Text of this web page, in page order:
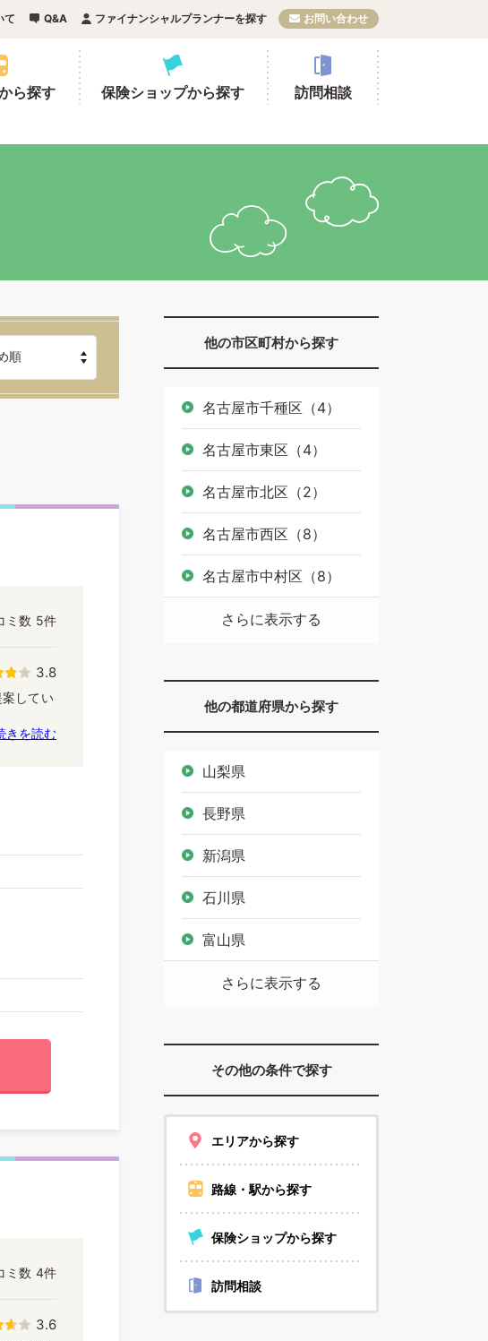
て Q&A ファイナンシャルプランナーを探す お問い合わせ
ら探す 保険ショップから探す 訪問相談
他の市区町村から探す
名古屋市千種区（4）
名古屋市東区（4）
名古屋市北区（2）
名古屋市西区（8）
名古屋市中村区（8）
さらに表示する
他の都道府県から探す
山梨県
長野県
新潟県
石川県
富山県
さらに表示する
その他の条件で探す
エリアから探す
路線・駅から探す
保険ショップから探す
訪問相談
ミ数 5件
3.8
してい
きを読む
ミ数 4件
3.6